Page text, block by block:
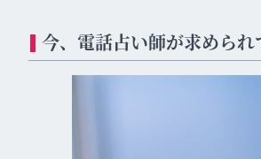
今、電話占い師が求められ